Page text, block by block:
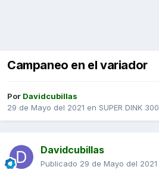
Campaneo en el variador
Por Davidcubillas
29 de Mayo del 2021 en SUPER DINK 300
Davidcubillas
Publicado 29 de Mayo del 2021